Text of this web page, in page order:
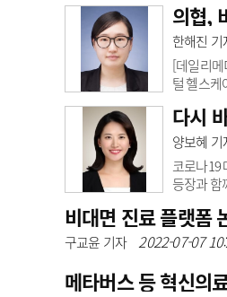
과의사협
나 교섭이
는 태도”
의협,
한해진 기
[데일리
털 헬스케
정보와 관
해서는 반
지난해
다시
양보혜 기
코로나19
등장과 함
다. 롯데
맞이하는
비대면 진료 플랫폼
구교윤 기자 2022-07-07
메타버스 등 혁신의